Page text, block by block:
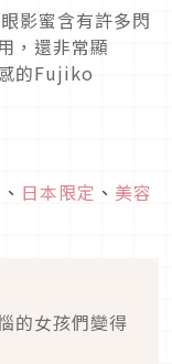
影蜜含有許多閃
，還非常顯
的Fujiko
、 日本限定 、 美容
的女孩們變得